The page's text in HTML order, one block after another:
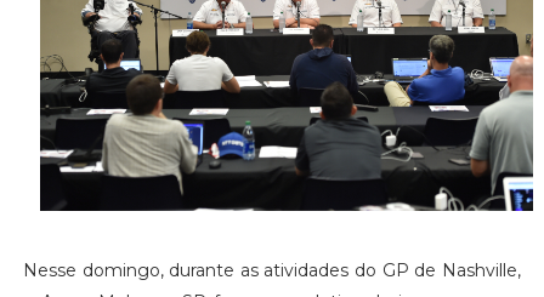
Nesse domingo, durante as atividades do GP de Nashville,